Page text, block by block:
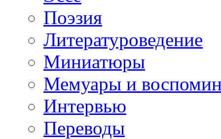
Поэзия
Литературоведение
Миниатюры
Мемуары и
Интервью
Переводы